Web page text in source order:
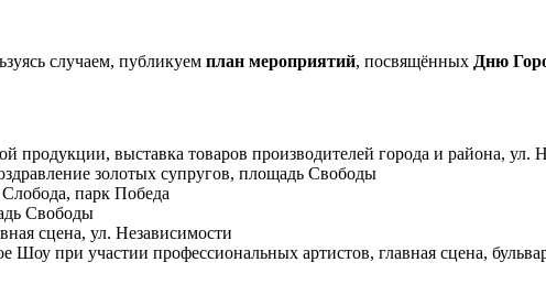
случаем, публикуем план мероприятий, посвящённых Дню
продукции, выставка товаров производителей города и района, ул.
золотых супругов, площадь Свободы
парк Победа
Свободы
сцена, ул. Независимости
Шоу при участии профессиональных артистов, главная сцена,